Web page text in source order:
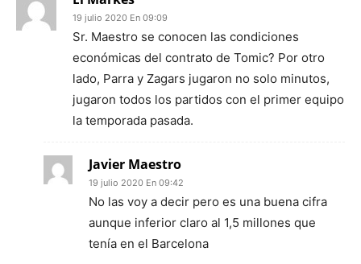
19 julio 2020 En 09:09
Sr. Maestro se conocen las condiciones
económicas del contrato de Tomic? Por otro
lado, Parra y Zagars jugaron no solo minutos,
jugaron todos los partidos con el primer equipo
la temporada pasada.
Javier Maestro
19 julio 2020 En 09:42
No las voy a decir pero es una buena cifra
aunque inferior claro al 1,5 millones que
tenía en el Barcelona